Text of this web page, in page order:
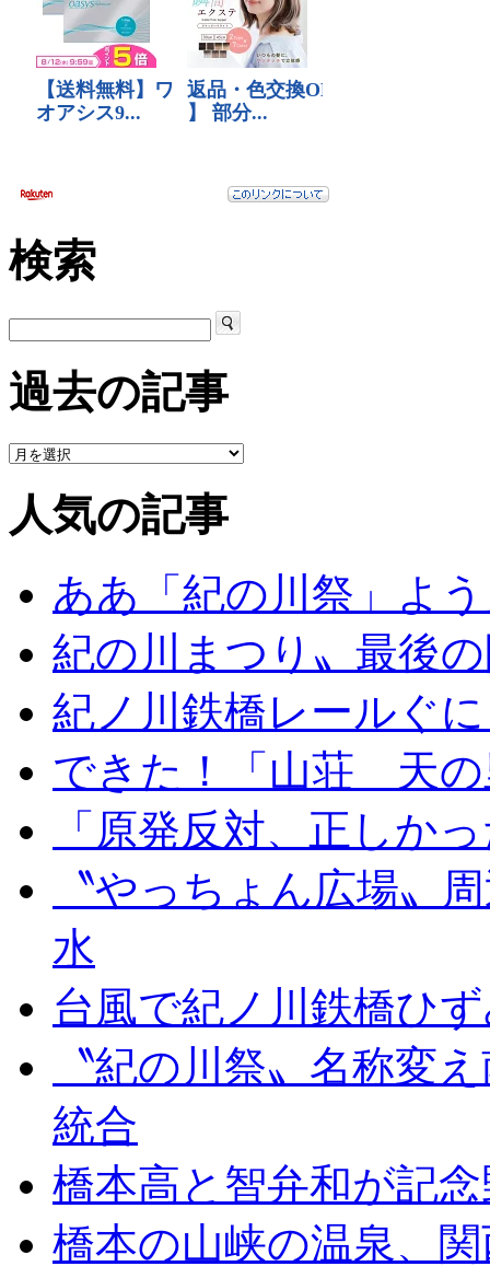
検索
過去の記事
人気の記事
ああ「紀の川祭」よ
紀の川まつり〟最後
紀ノ川鉄橋レールぐ
できた！「山荘 天の
「原発反対、正しか
〝やっちょん広場〟
水
台風で紀ノ川鉄橋ひ
〝紀の川祭〟名称変
統合
橋本高と智弁和が記
橋本の山峡の温泉、